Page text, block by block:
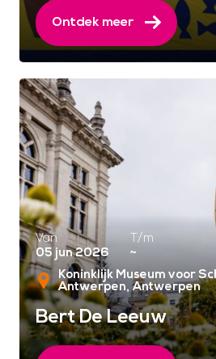
Ontdek meer
Van
05 jun 2026
T/m
~
Koninklijk Museum voor
Antwerpen Antwerpen
Bert De Leeuw